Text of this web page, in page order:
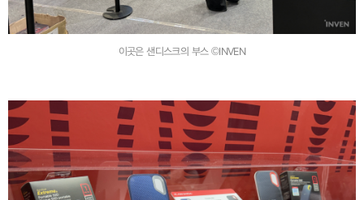
이곳은 샌디스크의 부스 ©INVEN